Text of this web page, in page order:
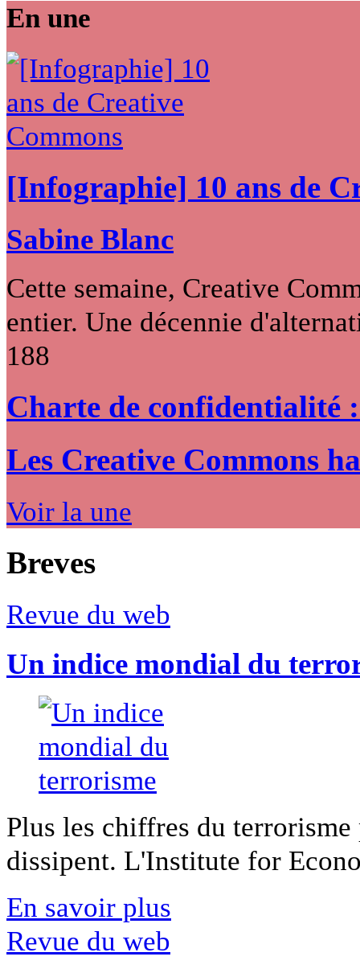
En une
[Infographie] 10 ans de
Sabine Blanc
Cette semaine, Creative
entier. Une décennie
188
Charte de confidentialité
Les Creative Commons
Voir la une
Breves
Revue du web
Un indice mondial du
Plus les chiffres du
dissipent. L'Institute for
En savoir plus
Revue du web